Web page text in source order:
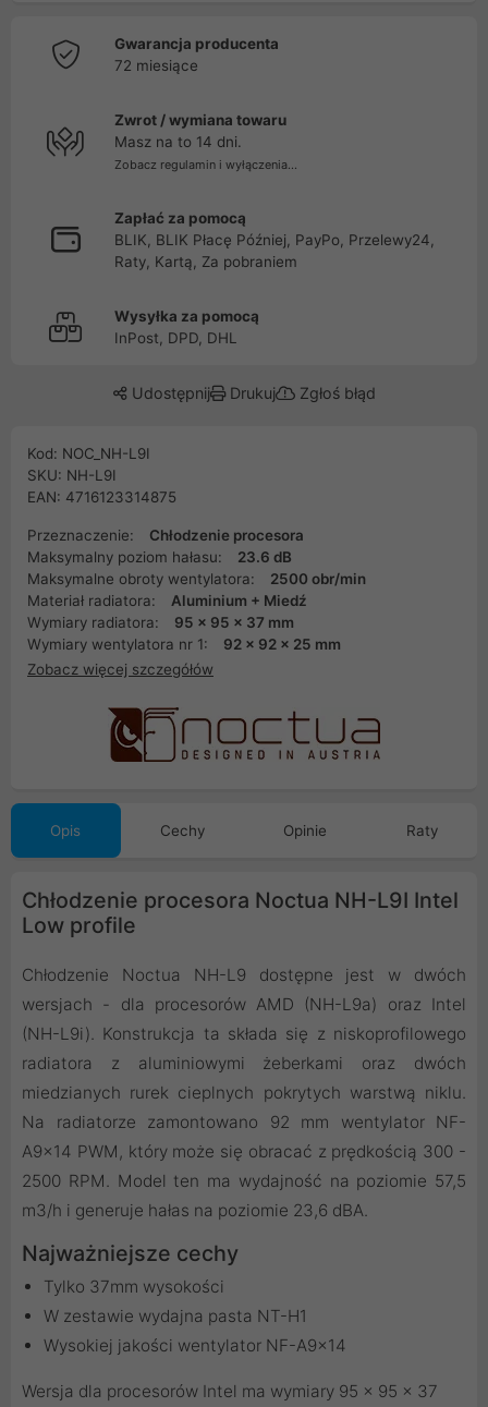
Gwarancja producenta
72 miesiące
Zwrot / wymiana towaru
Masz na to 14 dni.
Zobacz regulamin i wyłączenia...
Zapłać za pomocą
BLIK, BLIK Płacę Później, PayPo, Przelewy24,
Raty, Kartą, Za pobraniem
Wysyłka za pomocą
InPost, DPD, DHL
Udostępnij Drukuj Zgłoś błąd
Kod: NOC_NH-L9I
SKU: NH-L9I
EAN: 4716123314875
Przeznaczenie:
Chłodzenie procesora
Maksymalny poziom hałasu:
23.6 dB
Maksymalne obroty wentylatora:
2500 obr/min
Materiał radiatora:
Aluminium + Miedź
Wymiary radiatora:
95 x 95 x 37 mm
Wymiary wentylatora nr 1:
92 x 92 x 25 mm
Zobacz więcej szczegółów
Opis Cechy Opinie Raty
Chłodzenie procesora Noctua NH-L9I Intel
Low profile
Chłodzenie Noctua NH-L9 dostępne jest w dwóch
wersjach - dla procesorów AMD (NH-L9a) oraz Intel
(NH-L9i). Konstrukcja ta składa się z niskoprofilowego
radiatora z aluminiowymi żeberkami oraz dwóch
miedzianych rurek cieplnych pokrytych warstwą niklu.
Na radiatorze zamontowano 92 mm wentylator NF-
A9x14 PWM, który może się obracać z prędkością 300 -
2500 RPM. Model ten ma wydajność na poziomie 57,5
m3/h i generuje hałas na poziomie 23,6 dBA.
Najważniejsze cechy
Tylko 37mm wysokości
W zestawie wydajna pasta NT-H1
Wysokiej jakości wentylator NF-A9x14
Wersja dla procesorów Intel ma wymiary 95 x 95 x 37